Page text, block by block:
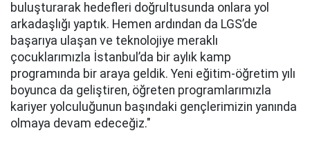
buluşturarak hedefleri doğrultusunda onlara yol
arkadaşlığı yaptık. Hemen ardından da LGS’de
başarıya ulaşan ve teknolojiye meraklı
çocuklarımızla İstanbul’da bir aylık kamp
programında bir araya geldik. Yeni eğitim-öğretim yılı
boyunca da geliştiren, öğreten programlarımızla
kariyer yolculuğunun başındaki gençlerimizin yanında
olmaya devam edeceğiz."